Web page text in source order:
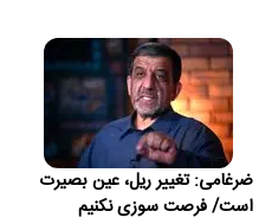
ضرغامی: تغییر ریل، عین بصیرت
است/ فرصت سوزی نکنیم